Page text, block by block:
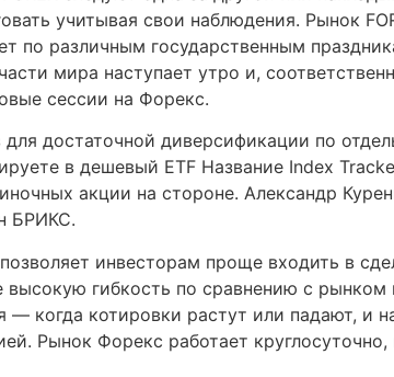
учитывая свои наблюдения. Рынок
по различным государственным
мира наступает утро и,
сессии на Форекс.
достаточной диверсификации по
в дешевый ETF Название Index
акции на стороне. Александр
БРИКС.
инвесторам проще входить в
гибкость по сравнению с
— когда котировки растут или падают, и
Рынок Форекс работает